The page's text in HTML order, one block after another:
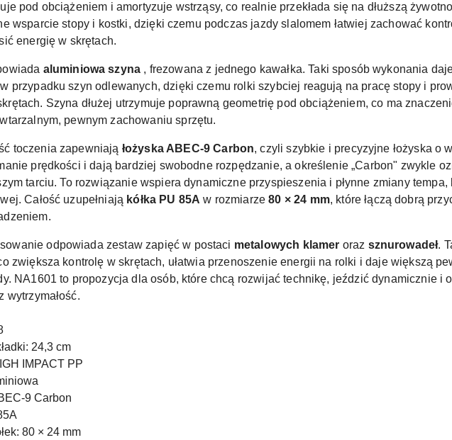
pod obciążeniem i amortyzuje wstrząsy, co realnie przekłada się na dłuższą
wsparcie stopy i kostki, dzięki czemu podczas jazdy slalomem łatwiej zachować
energię w skrętach.
aluminiowa szyna , frezowana z jednego kawałka. Taki sposób wykonania
przypadku szyn odlewanych, dzięki czemu rolki szybciej reagują na pracę stopy i
Szyna dłużej utrzymuje poprawną geometrię pod obciążeniem, co ma
pewnym zachowaniu sprzętu.
toczenia zapewniają łożyska ABEC-9 Carbon, czyli szybkie i precyzyjne łożyska o
prędkości i dają bardziej swobodne rozpędzanie, a określenie „Carbon" zwykle
tarciu. To rozwiązanie wspiera dynamiczne przyspieszenia i płynne zmiany
Całość uzupełniają kółka PU 85A w rozmiarze 80 × 24 mm, które łączą dobrą
odpowiada zestaw zapięć w postaci metalowych klamer oraz sznurowadeł.
zwiększa kontrolę w skrętach, ułatwia przenoszenie energii na rolki i daje większą
NA1601 to propozycja dla osób, które chcą rozwijać technikę, jeździć dynamicznie i
wytrzymałość.
24,3 cm
IMPACT PP
9 Carbon
80 × 24 mm